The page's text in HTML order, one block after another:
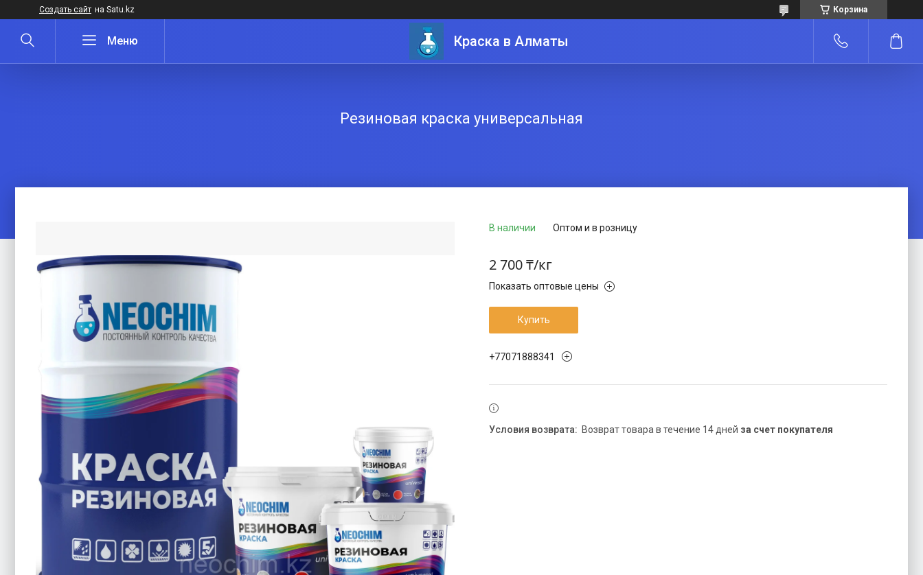
Создать сайт на Satu.kz Корзина
Краска в Алматы
Резиновая краска универсальная
В наличии Оптом и в розницу
2 700 ₸/кг
Показать оптовые цены
Купить
+77071888341
возврат товара в течение 14 дней за счет покупателя